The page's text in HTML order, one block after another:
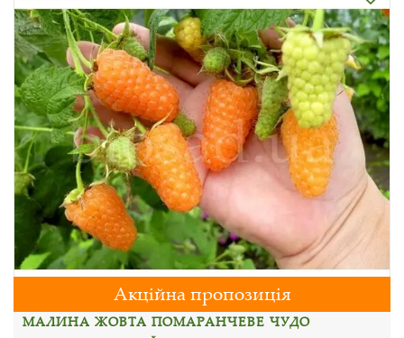
Акційна пропозиція
МАЛИНА ЖОВТА ПОМАРАНЧЕВЕ ЧУДО